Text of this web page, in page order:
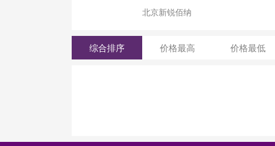
北京新锐佰纳
综合排序 价格最高 价格最低